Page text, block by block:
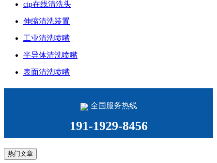
cip在线清洗头
伸缩清洗装置
工业清洗喷嘴
半导体清洗喷嘴
表面清洗喷嘴
全国服务热线
191-1929-8456
热门文章